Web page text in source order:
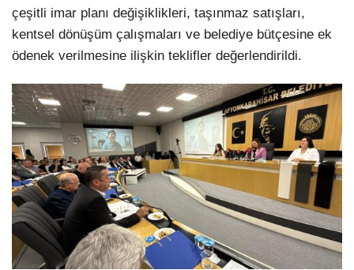
çeşitli imar planı değişiklikleri, taşınmaz satışları,
kentsel dönüşüm çalışmaları ve belediye bütçesine ek
ödenek verilmesine ilişkin teklifler değerlendirildi.